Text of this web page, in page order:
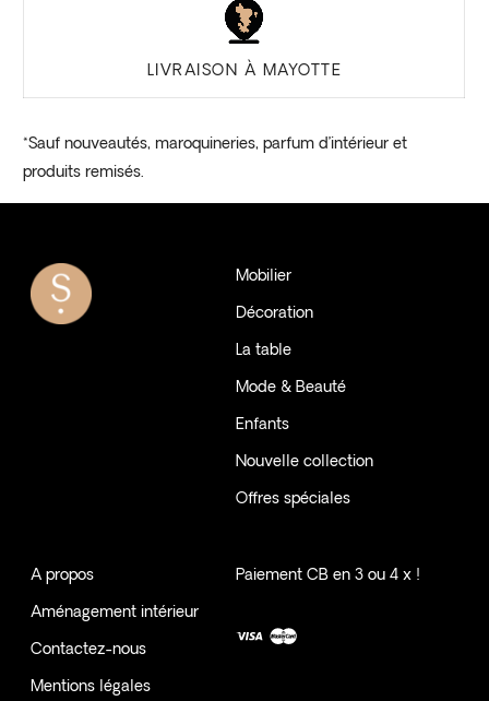
LIVRAISON À MAYOTTE
*Sauf nouveautés, maroquineries, parfum d’intérieur et
produits remisés.
Mobilier
Décoration
La table
Mode & Beauté
Enfants
Nouvelle collection
Offres spéciales
A propos
Aménagement intérieur
Contactez-nous
Mentions légales
Paiement CB en 3 ou 4 x !